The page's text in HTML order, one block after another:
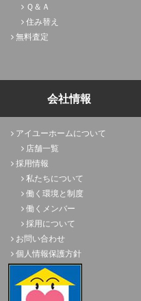
Ｑ＆Ａ
住み替え
無料査定
会社情報
アイユーホームについて
店舗一覧
採用情報
私たちについて
働く環境と制度
働くメンバー
採用について
お問い合わせ
個人情報保護方針